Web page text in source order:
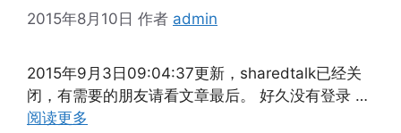
2015年8月10日 作者 admin
2015年9月3日09:04:37更新，sharedtalk已经关
闭，有需要的朋友请看文章最后。 好久没有登录 …
阅读更多